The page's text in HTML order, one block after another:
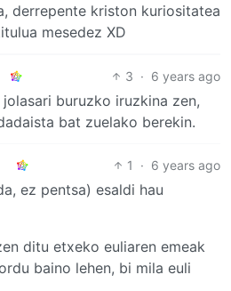
derrepente kriston kuriositatea
mesedez XD
3 · 6 years ago
buruzko iruzkina zen,
bat zuelako berekin.
1 · 6 years ago
ez pentsa) esaldi hau
ditu etxeko euliaren emeak
baino lehen, bi mila euli